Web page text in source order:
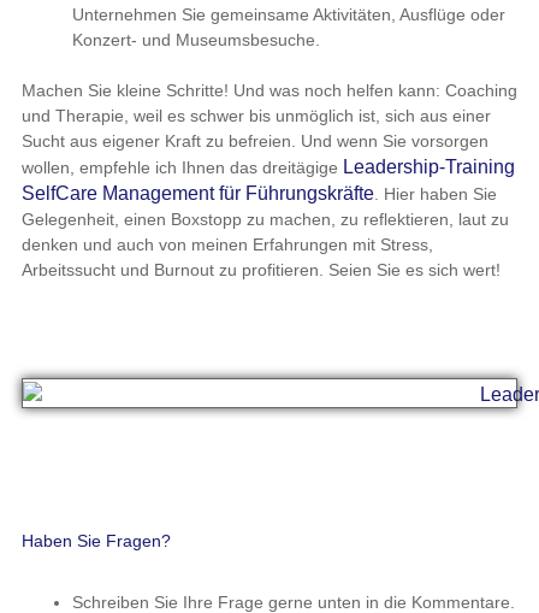
Unternehmen Sie gemeinsame Aktivitäten, Ausflüge oder
Konzert- und Museumsbesuche.
Machen Sie kleine Schritte! Und was noch helfen kann: Coaching
und Therapie, weil es schwer bis unmöglich ist, sich aus einer
Sucht aus eigener Kraft zu befreien. Und wenn Sie vorsorgen
wollen, empfehle ich Ihnen das dreitägige Leadership-Training
SelfCare Management für Führungskräfte. Hier haben Sie
Gelegenheit, einen Boxstopp zu machen, zu reflektieren, laut zu
denken und auch von meinen Erfahrungen mit Stress,
Arbeitssucht und Burnout zu profitieren. Seien Sie es sich wert!
Haben Sie Fragen?
Schreiben Sie Ihre Frage gerne unten in die Kommentare.